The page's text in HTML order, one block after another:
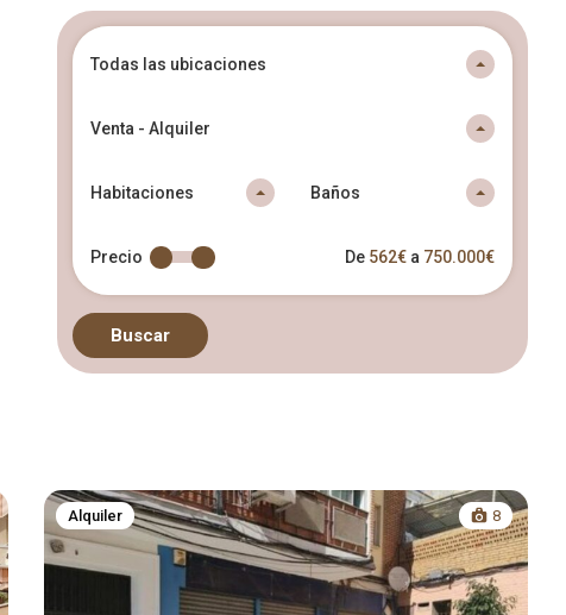
Todas las ubicaciones
Venta - Alquiler
Habitaciones Baños
Precio De 562€a 750.000€
Buscar
Alquiler 8